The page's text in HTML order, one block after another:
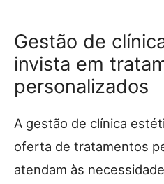
Gestão de
invista em
personalizados
A gestão de clínica
oferta de tratamentos
atendam às